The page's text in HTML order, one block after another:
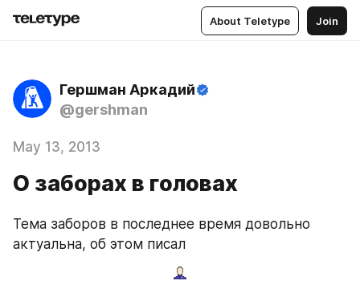
About Teletype Join
Гершман Аркадий
@gershman
May 13, 2013
О заборах в головах
Тема заборов в последнее время довольно
актуальна, об этом писал